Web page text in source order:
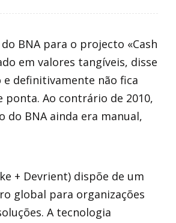
BNA para o projecto «Cash
em valores tangíveis, disse
e definitivamente não fica
Ao contrário de 2010,
do BNA ainda era manual,
+ Devrient) dispõe de um
global para organizações
A tecnologia